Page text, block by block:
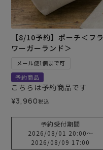
【8/10予約】ポーチ＜フラ
ワーガーランド＞
メール便1個まで可
予約商品
こちらは予約商品です
¥3,960税込
予約受付期間
2026/08/01 20:00〜
2026/08/09 17:00